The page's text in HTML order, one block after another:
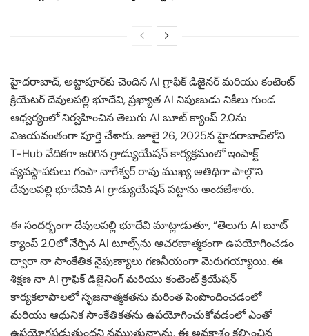
హైదరాబాద్, అట్టాపూర్‌కు చెందిన AI గ్రాఫిక్ డిజైనర్ మరియు కంటెంట్
క్రియేటర్ దేవులపల్లి భూదేవి, ప్రఖ్యాత AI నిపుణుడు నికీలు గుండ
ఆధ్వర్యంలో నిర్వహించిన తెలుగు AI బూట్ క్యాంప్ 2.0ను
విజయవంతంగా పూర్తి చేశారు. జూలై 26, 2025న హైదరాబాద్‌లోని
T-Hub వేదికగా జరిగిన గ్రాడ్యుయేషన్ కార్యక్రమంలో ఇంపాక్ట్
వ్యవస్థాపకులు గంపా నాగేశ్వర్ రావు ముఖ్య అతిథిగా పాల్గొని
దేవులపల్లి భూదేవికి AI గ్రాడ్యుయేషన్ పట్టాను అందజేశారు.
ఈ సందర్భంగా దేవులపల్లి భూదేవి మాట్లాడుతూ, “తెలుగు AI బూట్
క్యాంప్ 2.0లో నేర్పిన AI టూల్స్‌ను ఆచరణాత్మకంగా ఉపయోగించడం
ద్వారా నా సాంకేతిక నైపుణ్యాలు గణనీయంగా మెరుగయ్యాయి. ఈ
శిక్షణ నా AI గ్రాఫిక్ డిజైనింగ్ మరియు కంటెంట్ క్రియేషన్
కార్యకలాపాలలో సృజనాత్మకతను మరింత పెంపొందించడంలో
మరియు ఆధునిక సాంకేతికతను ఉపయోగించుకోవడంలో ఎంతో
ఉపయోగపడుతుందని నమ్ముతున్నాను. ఈ అవకాశం కల్పించిన